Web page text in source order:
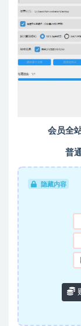
会员全
普
隐藏内容